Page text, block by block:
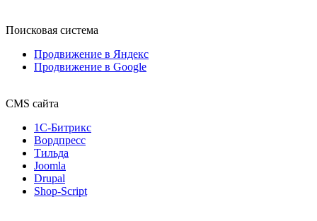
Поисковая система
Продвижение в Яндекс
Продвижение в Google
CMS сайта
1С-Битрикс
Вордпресс
Тильда
Joomla
Drupal
Shop-Script